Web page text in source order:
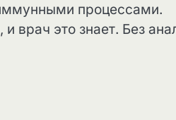
процессами.
врач это знает. Без